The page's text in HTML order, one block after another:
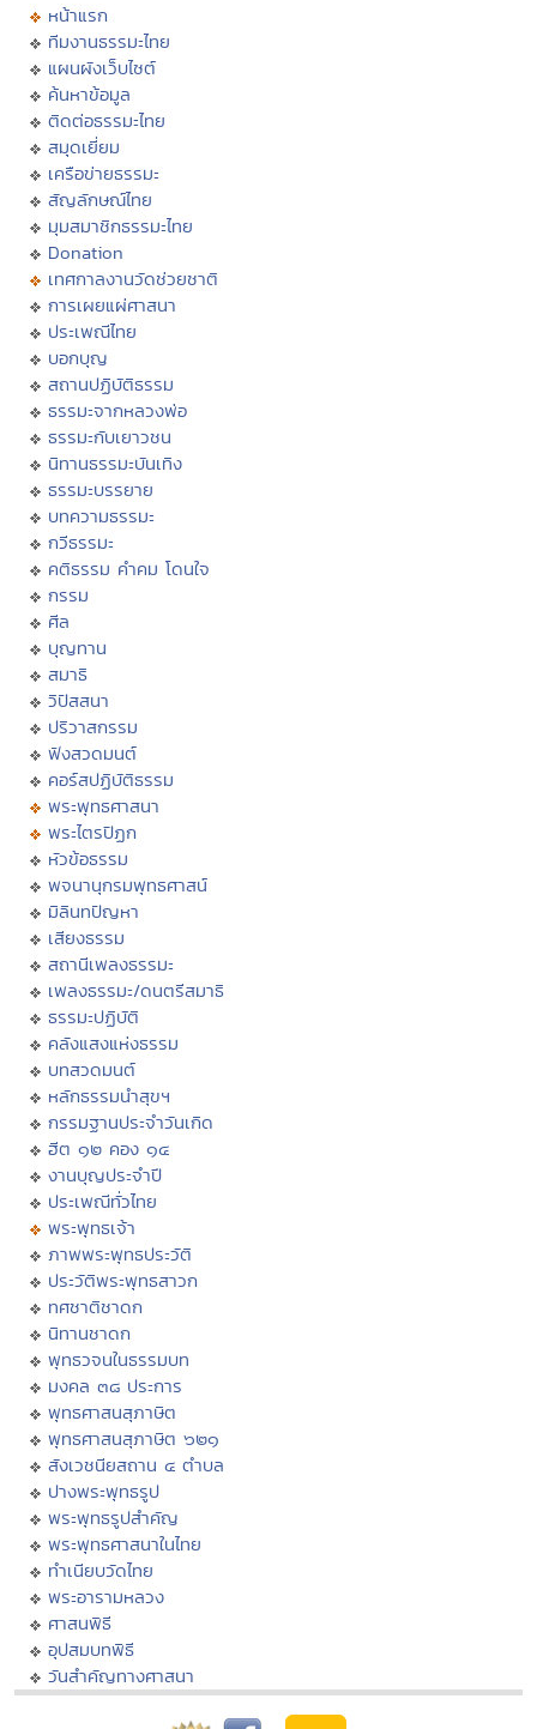
หน้าแรก
ทีมงานธรรมะไทย
แผนผังเว็บไซต์
ค้นหาข้อมูล
ติดต่อธรรมะไทย
สมุดเยี่ยม
เครือข่ายธรรมะ
สัญลักษณ์ไทย
มุมสมาชิกธรรมะไทย
Donation
เทศกาลงานวัดช่วยชาติ
การเผยแผ่ศาสนา
ประเพณีไทย
บอกบุญ
สถานปฏิบัติธรรม
ธรรมะจากหลวงพ่อ
ธรรมะกับเยาวชน
นิทานธรรมะบันเทิง
ธรรมะบรรยาย
บทความธรรมะ
กวีธรรมะ
คติธรรม คำคม โดนใจ
กรรม
ศีล
บุญทาน
สมาธิ
วิปัสสนา
ปริวาสกรรม
ฟังสวดมนต์
คอร์สปฏิบัติธรรม
พระพุทธศาสนา
พระไตรปิฏก
หัวข้อธรรม
พจนานุกรมพุทธศาสน์
มิลินทปัญหา
เสียงธรรม
สถานีเพลงธรรมะ
เพลงธรรมะ/ดนตรีสมาธิ
ธรรมะปฏิบัติ
คลังแสงแห่งธรรม
บทสวดมนต์
หลักธรรมนำสุขฯ
กรรมฐานประจำวันเกิด
ฮีต ๑๒ คอง ๑๔
งานบุญประจำปี
ประเพณีทั่วไทย
พระพุทธเจ้า
ภาพพระพุทธประวัติ
ประวัติพระพุทธสาวก
ทศชาติชาดก
นิทานชาดก
พุทธวจนในธรรมบท
มงคล ๓๘ ประการ
พุทธศาสนสุภาษิต
พุทธศาสนสุภาษิต ๖๒๑
สังเวชนียสถาน ๔ ตำบล
ปางพระพุทธรูป
พระพุทธรูปสำคัญ
พระพุทธศาสนาในไทย
ทำเนียบวัดไทย
พระอารามหลวง
ศาสนพิธี
อุปสมบทพิธี
วันสำคัญทางศาสนา